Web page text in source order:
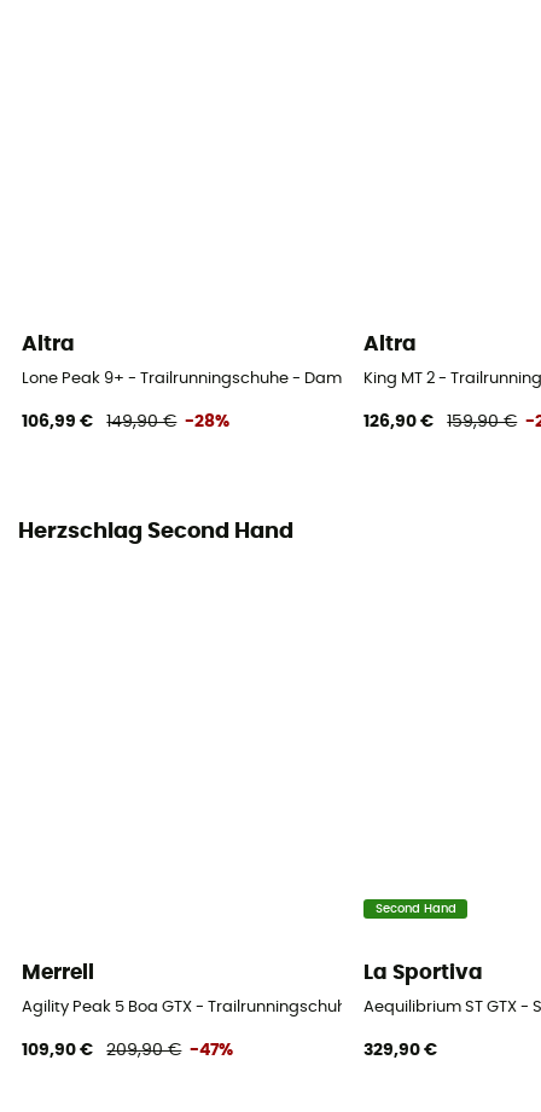
Altra
Lone Peak 9+ - Trailrunningschuhe - Damen
106,99 € 149,90 € -28%
Altra
King MT 2 -
126,90 € 159,90 € -
Herzschlag Second Hand
Merrell
Agility Peak 5 Boa GTX - Trailrunningschuhe - Damen
109,90 € 209,90 € -47%
Second Hand
La Sportiva
Aequilibrium ST GTX -
329,90 €